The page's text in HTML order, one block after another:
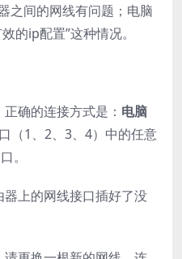
之间的网线有问题；电脑
的ip配置”这种情况。
确的连接方式是： 电脑
口（1、2、3、4）中的任意
。
器上的网线接口插好了没